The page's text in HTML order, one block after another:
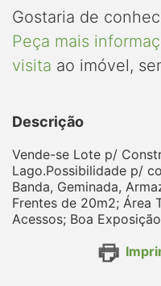
Gostaria de
Peça mais
visita ao imóvel,
Descrição
Vende-se Lote p/
Lago.Possibilidade p/
Banda, Geminada,
Frentes de 20m2; Área
Acessos; Boa